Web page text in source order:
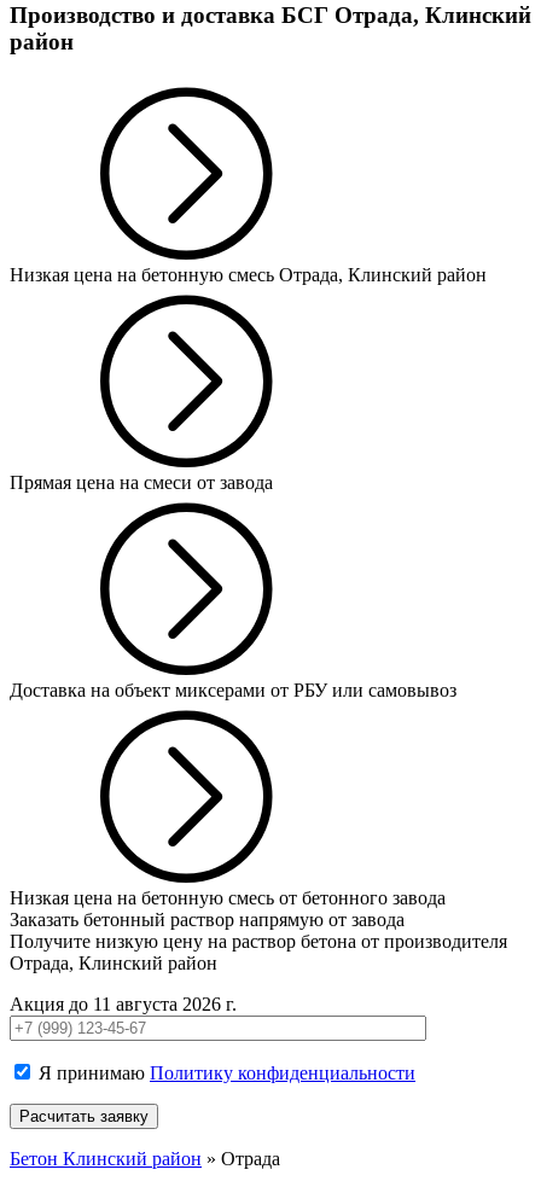
Производство и доставка БСГ Отрада, Клинский
район
Низкая цена на бетонную смесь Отрада, Клинский район
Прямая цена на смеси от завода
Доставка на объект миксерами от РБУ или самовывоз
Низкая цена на бетонную смесь от бетонного завода
Заказать бетонный раствор напрямую от завода
Получите низкую цену на раствор бетона от производителя
Отрада, Клинский район
Акция до 11 августа 2026 г.
Я принимаю Политику конфиденциальности
Бетон Клинский район » Отрада